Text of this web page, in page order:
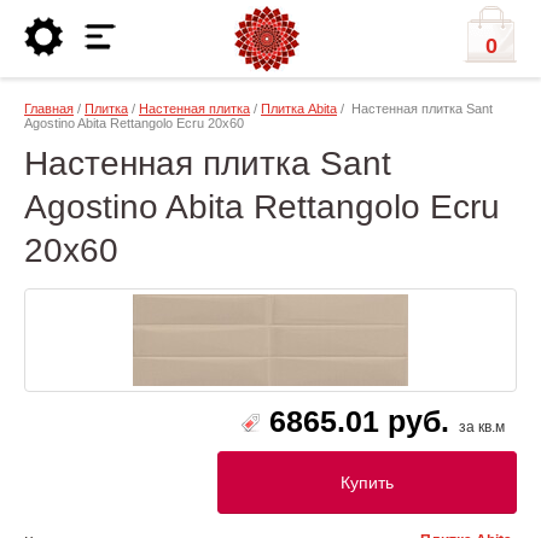
0
Главная / Плитка / Настенная плитка / Плитка Abita / Настенная плитка Sant
Agostino Abita Rettangolo Ecru 20х60
Настенная плитка Sant
Agostino Abita Rettangolo Ecru
20х60
6865.01 руб. за кв.м
Купить